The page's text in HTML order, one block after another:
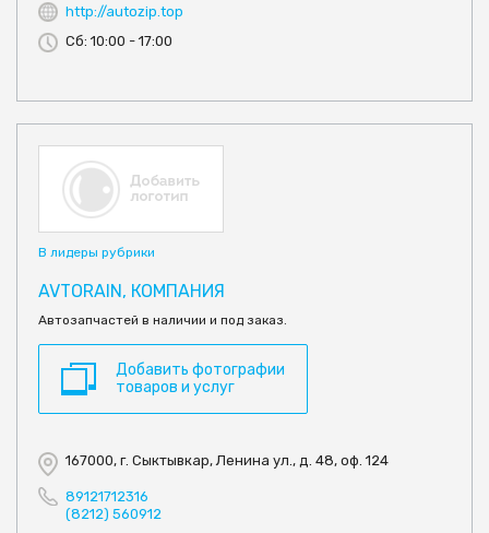
http://autozip.top
Сб: 10:00 - 17:00
В лидеры рубрики
AVTORAIN, КОМПАНИЯ
Автозапчастей в наличии и под заказ.
Добавить фотографии
товаров и услуг
167000, г. Сыктывкар, Ленина ул., д. 48, оф. 124
89121712316
(8212) 560912